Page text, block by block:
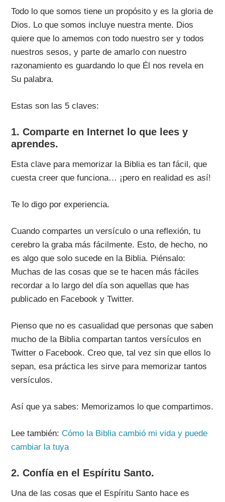
Todo lo que somos tiene un propósito y es la gloria de
Dios. Lo que somos incluye nuestra mente. Dios
quiere que lo amemos con todo nuestro ser y todos
nuestros sesos, y parte de amarlo con nuestro
razonamiento es guardando lo que Él nos revela en
Su palabra.
Estas son las 5 claves:
1. Comparte en Internet lo que lees y
aprendes.
Esta clave para memorizar la Biblia es tan fácil, que
cuesta creer que funciona… ¡pero en realidad es así!
Te lo digo por experiencia.
Cuando compartes un versículo o una reflexión, tu
cerebro la graba más fácilmente. Esto, de hecho, no
es algo que solo sucede en la Biblia. Piénsalo:
Muchas de las cosas que se te hacen más fáciles
recordar a lo largo del día son aquellas que has
publicado en Facebook y Twitter.
Pienso que no es casualidad que personas que saben
mucho de la Biblia compartan tantos versículos en
Twitter o Facebook. Creo que, tal vez sin que ellos lo
sepan, esa práctica les sirve para memorizar tantos
versículos.
Así que ya sabes: Memorizamos lo que compartimos.
Lee también:Cómo la Biblia cambió mi vida y puede
cambiar la tuya
2. Confía en el Espíritu Santo.
Una de las cosas que el Espíritu Santo hace es